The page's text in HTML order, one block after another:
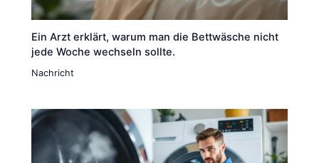
Ein Arzt erklärt, warum man die Bettwäsche nicht
jede Woche wechseln sollte.
Nachricht